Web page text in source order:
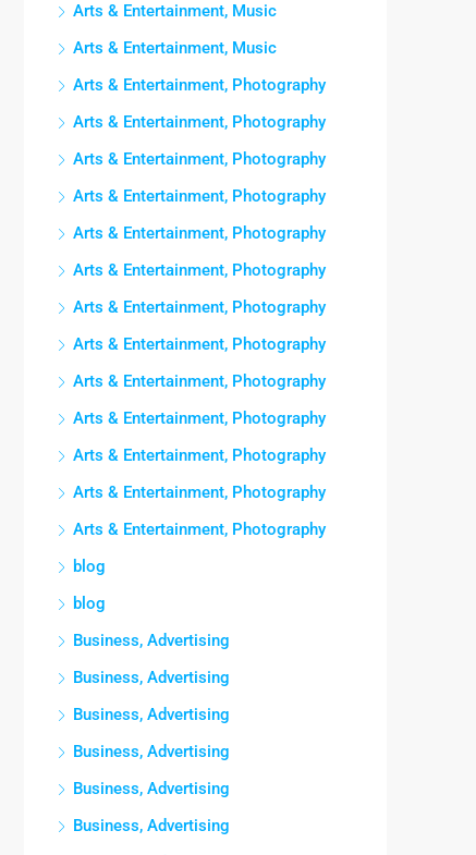
Arts & Entertainment, Music
Arts & Entertainment, Music
Arts & Entertainment, Photography
Arts & Entertainment, Photography
Arts & Entertainment, Photography
Arts & Entertainment, Photography
Arts & Entertainment, Photography
Arts & Entertainment, Photography
Arts & Entertainment, Photography
Arts & Entertainment, Photography
Arts & Entertainment, Photography
Arts & Entertainment, Photography
Arts & Entertainment, Photography
Arts & Entertainment, Photography
Arts & Entertainment, Photography
blog
blog
Business, Advertising
Business, Advertising
Business, Advertising
Business, Advertising
Business, Advertising
Business, Advertising